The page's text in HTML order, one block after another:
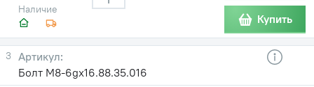
Наличие
Купить
3
Болт М8-6gх16.88.35.016